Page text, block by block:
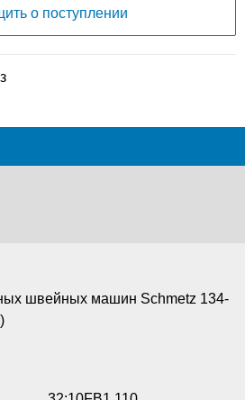
о поступлении
швейных машин Schmetz 134-